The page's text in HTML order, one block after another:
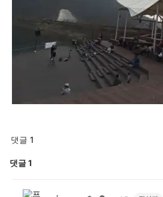
댓글 1
댓글1